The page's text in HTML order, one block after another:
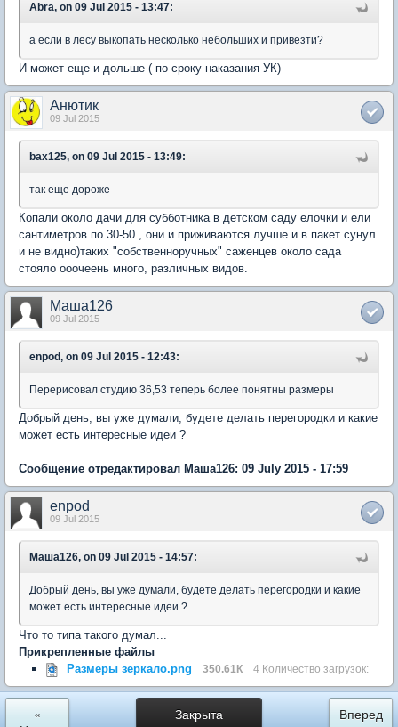
Abra, on 09 Jul 2015 - 13:47:
а если в лесу выкопать несколько небольших и привезти?
И может еще и дольше ( по сроку наказания УК)
Анютик
09 Jul 2015
bax125, on 09 Jul 2015 - 13:49:
так еще дороже
Копали около дачи для субботника в детском саду елочки и ели
сантиметров по 30-50 , они и приживаются лучше и в пакет сунул
и не видно)таких "собственноручных" саженцев около сада
стояло ооочеень много, различных видов.
Маша126
09 Jul 2015
enpod, on 09 Jul 2015 - 12:43:
Перерисовал студию 36,53 теперь более понятны размеры
Добрый день, вы уже думали, будете делать перегородки и какие
может есть интересные идеи ?
Сообщение отредактировал Маша126: 09 July 2015 - 17:59
enpod
09 Jul 2015
Маша126, on 09 Jul 2015 - 14:57:
Добрый день, вы уже думали, будете делать перегородки и какие
может есть интересные идеи ?
Что то типа такого думал...
Прикрепленные файлы
Размеры зеркало.png
350.61К 4 Количество загрузок:
Закрыта
«
Вперед